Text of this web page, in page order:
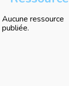
Aucune ressource
publiée.